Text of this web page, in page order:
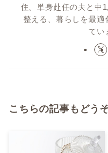
住。単身赴任の夫と中
整える、暮らしを最適
てい
こちらの記事もどう